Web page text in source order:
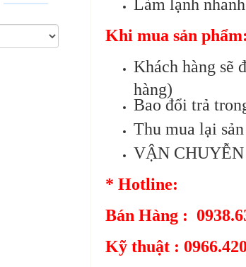
Làm lạnh nhanh
Khi mua sản phẩm:
Khách hàng sẽ
hàng)
Bao đổi trả
Thu mua lại
VẬN
* Hotline:
Bán Hàng :
Kỹ thuật :